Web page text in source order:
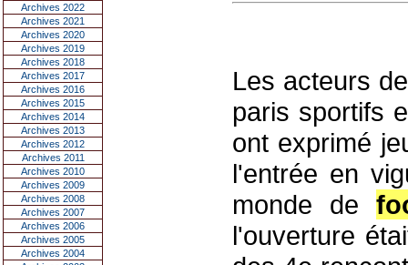
Archives 2022
Archives 2021
Archives 2020
Archives 2019
Archives 2018
Archives 2017
Archives 2016
Archives 2015
Archives 2014
Archives 2013
Archives 2012
Archives 2011
Archives 2010
Archives 2009
Archives 2008
Archives 2007
Archives 2006
Archives 2005
Archives 2004
Les acteurs
paris sportifs
ont exprimé
l'entrée en
monde de
l'ouverture